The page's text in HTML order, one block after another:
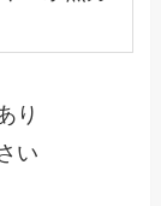
り
い